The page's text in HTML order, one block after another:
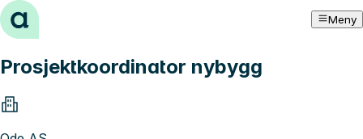
Hopp til innhold Meny
Prosjektkoordinator nybygg